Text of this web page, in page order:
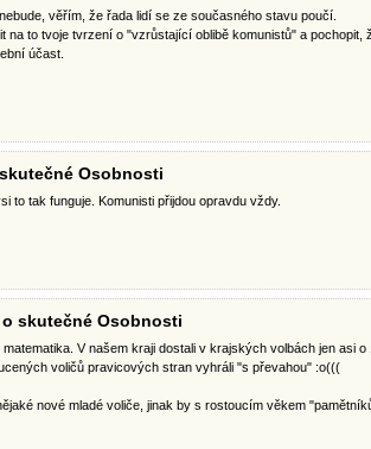
věřím, že řada lidí se ze současného stavu poučí.
na to tvoje tvrzení o "vzrůstající oblibě komunistů" a
účast.
Osobnosti
to tak funguje. Komunisti přijdou opravdu vždy.
o skutečné Osobnosti
V našem kraji dostali v krajských volbách jen asi
voličů pravicových stran vyhráli "s převahou" :o(((
nové mladé voliče, jinak by s rostoucím věkem